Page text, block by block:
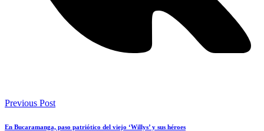
Previous Post
En Bucaramanga, paso patriótico del viejo ‘Willys’ y sus héroes